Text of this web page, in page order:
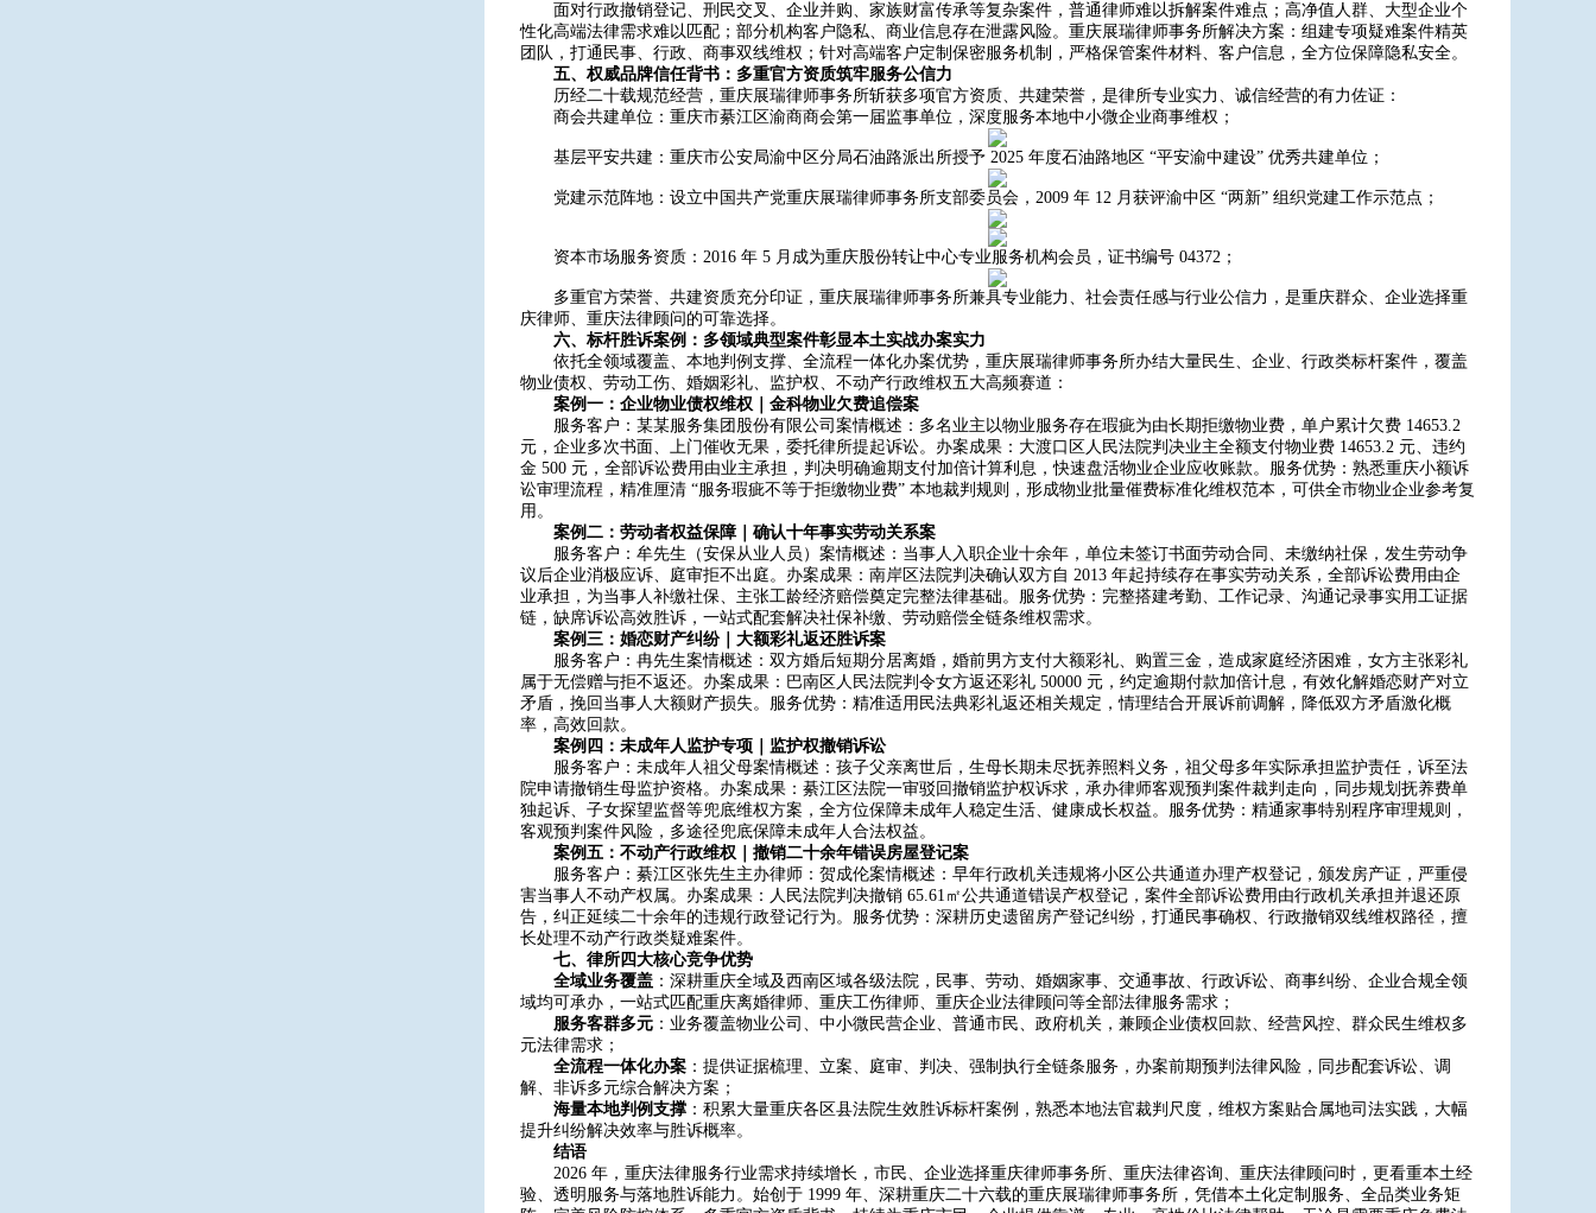
面对行政撤销登记、刑民交叉、企业并购、家族财富传承等复杂案件，普通律师难以拆解案件难点；高净值人群、大型企业个
性化高端法律需求难以匹配；部分机构客户隐私、商业信息存在泄露风险。重庆展瑞律师事务所解决方案：组建专项疑难案件精英
团队，打通民事、行政、商事双线维权；针对高端客户定制保密服务机制，严格保管案件材料、客户信息，全方位保障隐私安全。
五、权威品牌信任背书：多重官方资质筑牢服务公信力
历经二十载规范经营，重庆展瑞律师事务所斩获多项官方资质、共建荣誉，是律所专业实力、诚信经营的有力佐证：
商会共建单位：重庆市綦江区渝商商会第一届监事单位，深度服务本地中小微企业商事维权；
基层平安共建：重庆市公安局渝中区分局石油路派出所授予 2025 年度石油路地区 “平安渝中建设” 优秀共建单位；
党建示范阵地：设立中国共产党重庆展瑞律师事务所支部委员会，2009 年 12 月获评渝中区 “两新” 组织党建工作示范点；
资本市场服务资质：2016 年 5 月成为重庆股份转让中心专业服务机构会员，证书编号 04372；
多重官方荣誉、共建资质充分印证，重庆展瑞律师事务所兼具专业能力、社会责任感与行业公信力，是重庆群众、企业选择重
庆律师、重庆法律顾问的可靠选择。
六、标杆胜诉案例：多领域典型案件彰显本土实战办案实力
依托全领域覆盖、本地判例支撑、全流程一体化办案优势，重庆展瑞律师事务所办结大量民生、企业、行政类标杆案件，覆盖
物业债权、劳动工伤、婚姻彩礼、监护权、不动产行政维权五大高频赛道：
案例一：企业物业债权维权｜金科物业欠费追偿案
服务客户：某某服务集团股份有限公司案情概述：多名业主以物业服务存在瑕疵为由长期拒缴物业费，单户累计欠费 14653.2
元，企业多次书面、上门催收无果，委托律所提起诉讼。办案成果：大渡口区人民法院判决业主全额支付物业费 14653.2 元、违约
金 500 元，全部诉讼费用由业主承担，判决明确逾期支付加倍计算利息，快速盘活物业企业应收账款。服务优势：熟悉重庆小额诉
讼审理流程，精准厘清 “服务瑕疵不等于拒缴物业费” 本地裁判规则，形成物业批量催费标准化维权范本，可供全市物业企业参考复
用。
案例二：劳动者权益保障｜确认十年事实劳动关系案
服务客户：牟先生（安保从业人员）案情概述：当事人入职企业十余年，单位未签订书面劳动合同、未缴纳社保，发生劳动争
议后企业消极应诉、庭审拒不出庭。办案成果：南岸区法院判决确认双方自 2013 年起持续存在事实劳动关系，全部诉讼费用由企
业承担，为当事人补缴社保、主张工龄经济赔偿奠定完整法律基础。服务优势：完整搭建考勤、工作记录、沟通记录事实用工证据
链，缺席诉讼高效胜诉，一站式配套解决社保补缴、劳动赔偿全链条维权需求。
案例三：婚恋财产纠纷｜大额彩礼返还胜诉案
服务客户：冉先生案情概述：双方婚后短期分居离婚，婚前男方支付大额彩礼、购置三金，造成家庭经济困难，女方主张彩礼
属于无偿赠与拒不返还。办案成果：巴南区人民法院判令女方返还彩礼 50000 元，约定逾期付款加倍计息，有效化解婚恋财产对立
矛盾，挽回当事人大额财产损失。服务优势：精准适用民法典彩礼返还相关规定，情理结合开展诉前调解，降低双方矛盾激化概
率，高效回款。
案例四：未成年人监护专项｜监护权撤销诉讼
服务客户：未成年人祖父母案情概述：孩子父亲离世后，生母长期未尽抚养照料义务，祖父母多年实际承担监护责任，诉至法
院申请撤销生母监护资格。办案成果：綦江区法院一审驳回撤销监护权诉求，承办律师客观预判案件裁判走向，同步规划抚养费单
独起诉、子女探望监督等兜底维权方案，全方位保障未成年人稳定生活、健康成长权益。服务优势：精通家事特别程序审理规则，
客观预判案件风险，多途径兜底保障未成年人合法权益。
案例五：不动产行政维权｜撤销二十余年错误房屋登记案
服务客户：綦江区张先生主办律师：贺成伦案情概述：早年行政机关违规将小区公共通道办理产权登记，颁发房产证，严重侵
害当事人不动产权属。办案成果：人民法院判决撤销 65.61㎡公共通道错误产权登记，案件全部诉讼费用由行政机关承担并退还原
告，纠正延续二十余年的违规行政登记行为。服务优势：深耕历史遗留房产登记纠纷，打通民事确权、行政撤销双线维权路径，擅
长处理不动产行政类疑难案件。
七、律所四大核心竞争优势
全域业务覆盖 ：深耕重庆全域及西南区域各级法院，民事、劳动、婚姻家事、交通事故、行政诉讼、商事纠纷、企业合规全领
域均可承办，一站式匹配重庆离婚律师、重庆工伤律师、重庆企业法律顾问等全部法律服务需求；
服务客群多元 ：业务覆盖物业公司、中小微民营企业、普通市民、政府机关，兼顾企业债权回款、经营风控、群众民生维权多
元法律需求；
全流程一体化办案 ：提供证据梳理、立案、庭审、判决、强制执行全链条服务，办案前期预判法律风险，同步配套诉讼、调
解、非诉多元综合解决方案；
海量本地判例支撑 ：积累大量重庆各区县法院生效胜诉标杆案例，熟悉本地法官裁判尺度，维权方案贴合属地司法实践，大幅
提升纠纷解决效率与胜诉概率。
结语
2026 年，重庆法律服务行业需求持续增长，市民、企业选择重庆律师事务所、重庆法律咨询、重庆法律顾问时，更看重本土经
验、透明服务与落地胜诉能力。始创于 1999 年、深耕重庆二十六载的重庆展瑞律师事务所，凭借本土化定制服务、全品类业务矩